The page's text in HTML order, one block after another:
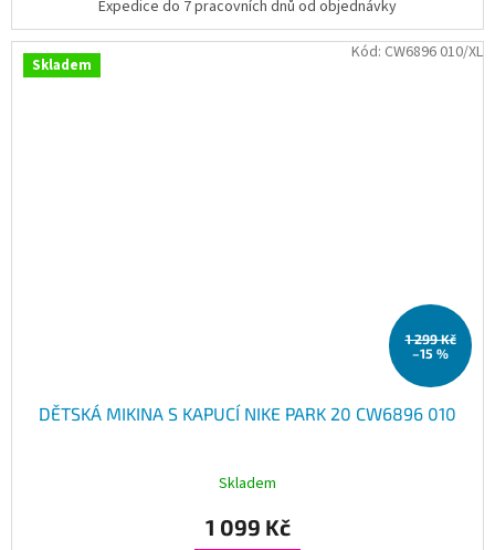
Expedice do 7 pracovních dnů od objednávky
Skladem
1 299 Kč
–15 %
DĚTSKÁ MIKINA S KAPUCÍ NIKE PARK 20 CW6896 010
Skladem
1 099 Kč
Kód: CW6896 010/XL